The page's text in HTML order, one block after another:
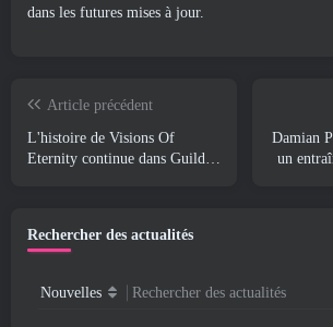
dans les futures mises à jour.
Article précédent
L'histoire de Visions Of
Eternity continue dans Guild
Damian
un
Rechercher des actualités
Nouvelles Rechercher des actualités